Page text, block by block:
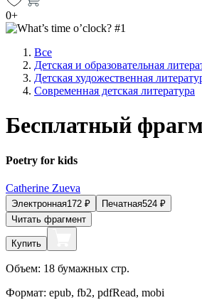
0+
Все
Детская и образовательная
Детская художественная
Современная детская литература
Бесплатный
Poetry for kids
Catherine Zueva
Электронная172 ₽ Печатная524 ₽
Читать фрагмент
Купить
Объем: 18 бумажных стр.
Формат: epub, fb2, pdfRead, mobi